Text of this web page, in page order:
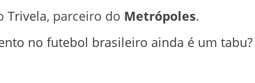
Trivela, parceiro do Metrópoles.
no futebol brasileiro ainda é um tabu?